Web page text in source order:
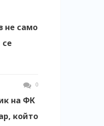
не само
0
на ФК
който